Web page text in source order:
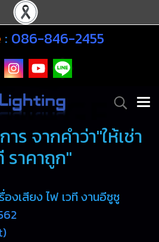
: 086-846-2455
ร จากคำว่า"ให้เช่า
ราคาถูก"
งเสียง ไฟ เวที งานอีซูซู